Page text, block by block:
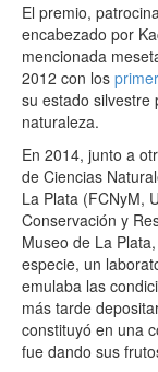
El premio,
encabezado por
mencionada
2012 con los
su estado silvestre
naturaleza.
En 2014, junto a
de Ciencias
La Plata (FCNyM,
Conservación y
Museo de La
especie, un
emulaba las
más tarde
constituyó en una
fue dando sus